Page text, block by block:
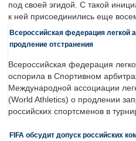
под своей эгидой. С такой
к ней присоединились еще
Всероссийская федерация легкой
продление отстранения
Всероссийская федерация
оспорила в Спортивном
Международной ассоциации
(World Athletics) о продлении
российских спортсменов в
FIFA обсудит допуск российских